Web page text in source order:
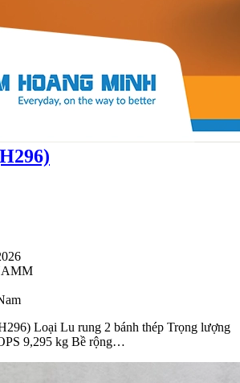
Loại Lu rung 2 bánh thép Trọng lượng
9,295 kg Bề rộng…